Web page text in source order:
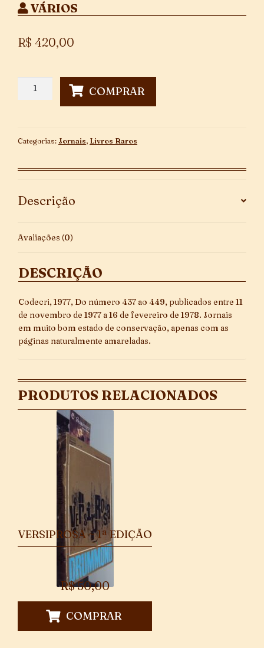
VÁRIOS
R$ 420,00
Número
Ao
quantidade
COMPRAR
Categorias: Jornais, Livros Raros
Descrição
Avaliações (0)
DESCRIÇÃO
Codecri, 1977, Do número 437 ao 449, publicados entre 11
de novembro de 1977 a 16 de fevereiro de 1978. Jornais
em muito bom estado de conservação, apenas com as
páginas naturalmente amareladas.
PRODUTOS RELACIONADOS
VERSIPROSA ~ 1ª EDIÇÃO
R$50,00
COMPRAR